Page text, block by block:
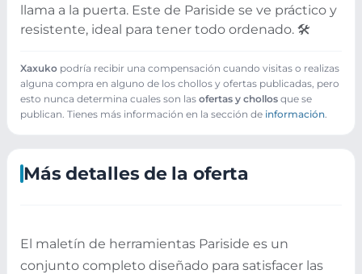
llama a la puerta. Este de Pariside se ve práctico y
resistente, ideal para tener todo ordenado. 🛠️
Xaxuko podría recibir una compensación cuando visitas o realizas
alguna compra en alguno de los chollos y ofertas publicadas, pero
esto nunca determina cuales son las ofertas y chollos que se
publican. Tienes más información en la sección de información.
Más detalles de la oferta
El maletín de herramientas Pariside es un
conjunto completo diseñado para satisfacer las